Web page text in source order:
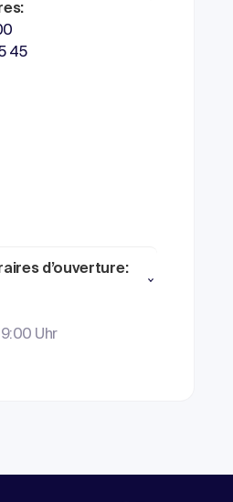
45
d’ouverture:
Uhr